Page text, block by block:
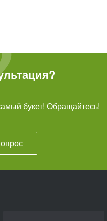
букет! Обращайтесь!